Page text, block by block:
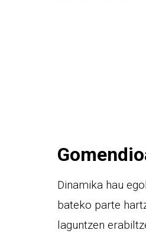
Dinamika hau
bateko parte
laguntzen